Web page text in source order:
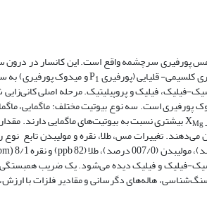
کلسیمی- قلیایی (پورفیری P1 و میدوک پورفیری) به
فیلیک و پروپیلیتیک. مرحله اصلی کانی‌زایی
است. سه نوع بیوتیت مختلف: ماگمایی،
XMg بیشتری نسبت به بیوتیت‌های ماگمایی دارند.
تغییرات مس، طلا، نقره و مولیبدن تابع
ppb82) و نقره
فیلیک و فیلیک دیده می‌شود. یک ضریب
هاله‌های دگرسانی و مقادیر فلزات با